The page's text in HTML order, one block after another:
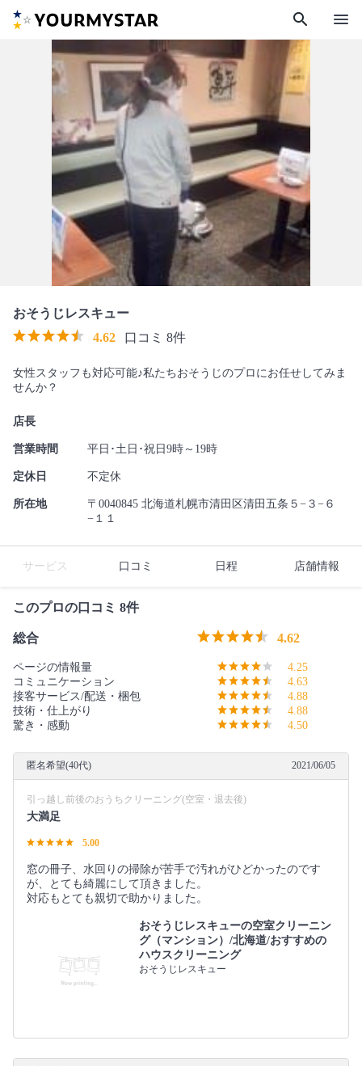
search menu
おそうじレスキュー
4.62
口コミ 8件
女性スタッフも対応可能♪私たちおそうじのプロにお任せしてみま
せんか？
店長
営業時間 平日･土日･祝日9時～19時
定休日 不定休
所在地
〒0040845 北海道札幌市清田区清田五条５−３−６
−１１
サービス 口コミ 日程 店舗情報
このプロの口コミ 8件
総合 4.62
ページの情報量
4.25
コミュニケーション
4.63
接客サービス/配送・梱包
4.88
技術・仕上がり
4.88
驚き・感動
4.50
匿名希望(40代) 2021/06/05
引っ越し前後のおうちクリーニング(空室・退去後)
大満足
5.00
窓の冊子、水回りの掃除が苦手で汚れがひどかったのです
が、とても綺麗にして頂きました。
対応もとても親切で助かりました。
おそうじレスキューの空室クリーニン
グ（マンション）/北海道/おすすめの
ハウスクリーニング
おそうじレスキュー